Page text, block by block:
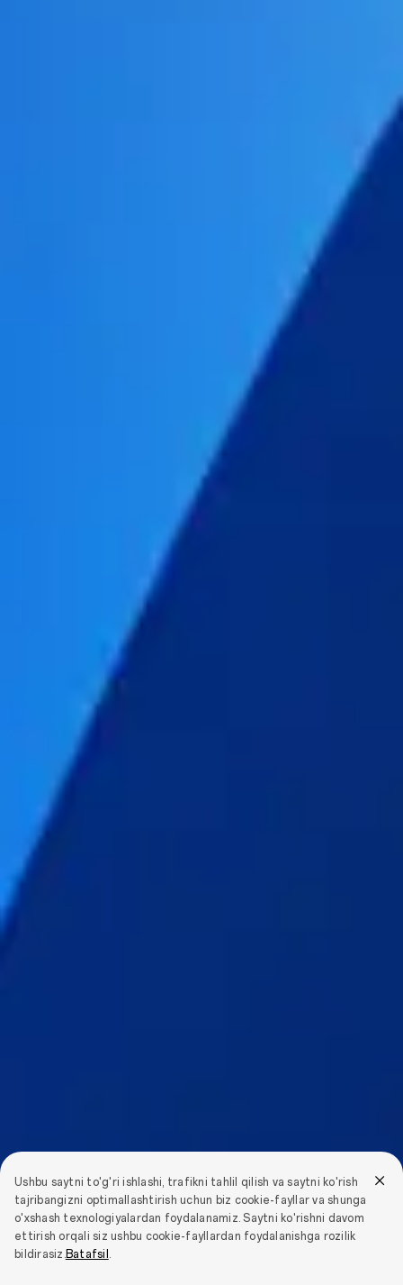
Ushbu saytni to'g'ri ishlashi, trafikni tahlil qilish va saytni ko'rish
tajribangizni optimallashtirish uchun biz cookie-fayllar va shunga
o'xshash texnologiyalardan foydalanamiz. Saytni ko'rishni davom
ettirish orqali siz ushbu cookie-fayllardan foydalanishga rozilik
bildirasiz.Batafsil .